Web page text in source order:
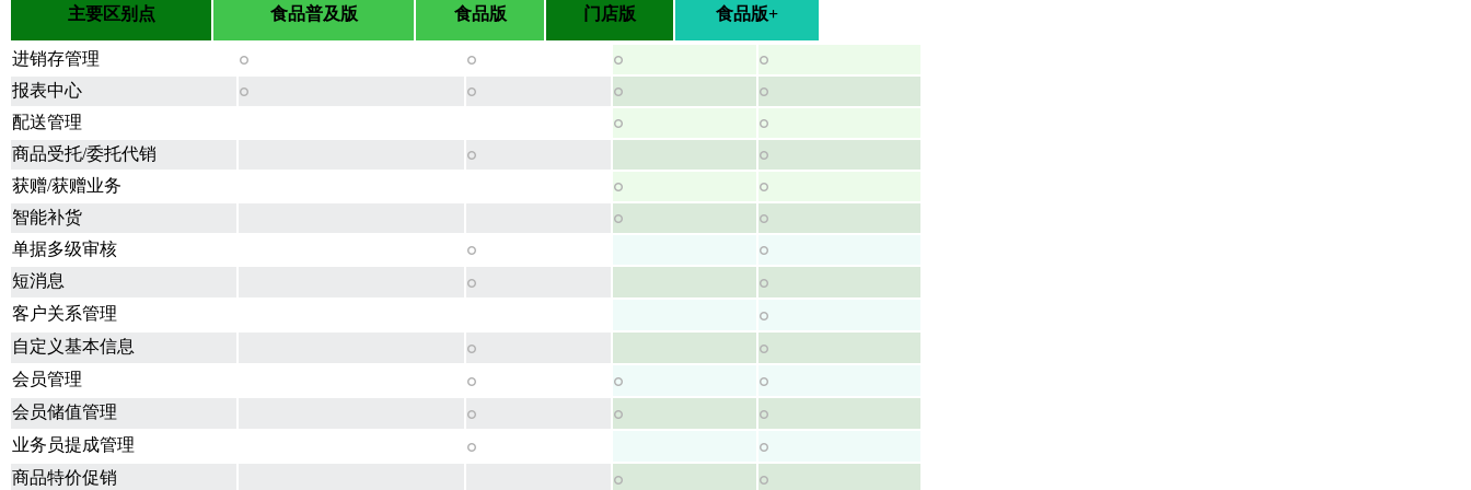
主要区别点 食品普及版 食品版 门店版 食品版+
进销存管理
报表中心
配送管理
商品受托/委托代销
获赠/获赠业务
智能补货
单据多级审核
短消息
客户关系管理
自定义基本信息
会员管理
会员储值管理
业务员提成管理
商品特价促销